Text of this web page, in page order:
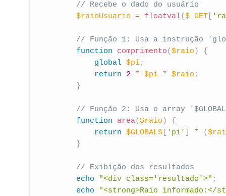
// Recebe o dado do usuário
$raioUsuario = floatval($_GET
// Função 1: Usa a instrução
function
comprimento($raio )
{
global $pi;
return
2 * $pi * $raio ;
}
// Função 2: Usa o array
function
area($raio )
{
return $GLOBALS 'pi' * (
}
// Exibição dos resultados
echo
"<div class='resultado'>" ;
echo
"<strong>Raio informado:</